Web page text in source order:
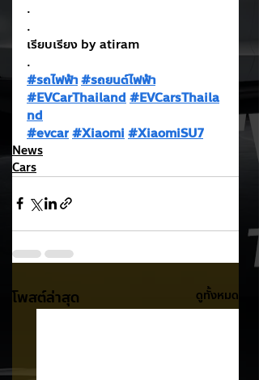
.
.
เรียบเรียง by atiram
.
#รถไฟฟ้า#รถยนต์ไฟฟ้า
#EVCarThailand #EVCarsThaila
nd
#evcar#Xiaomi #XiaomiSU7
News
Cars
โพสต์ล่าสุด ดูทั้งหมด